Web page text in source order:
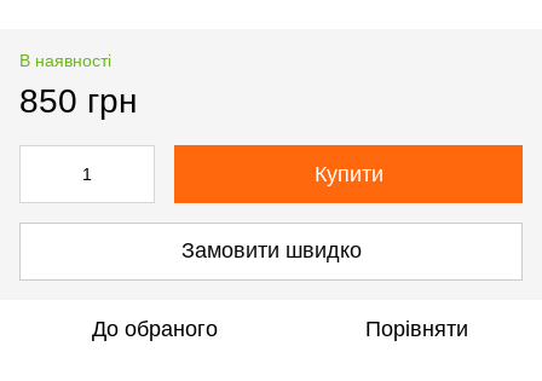
В наявності
850 грн
Купити
Замовити швидко
До обраного Порівняти